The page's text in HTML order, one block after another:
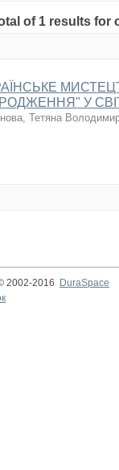
of 1 results for
У
Тетяна
2002-2016
DuraSpace